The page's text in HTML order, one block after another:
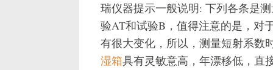
瑞仪器提示一般说明: 下列各条是
验AT和试验B，值得注意的是，对
有很大变化，所以，测量短射系数
湿箱具有灵敏意高，年漂移低，直